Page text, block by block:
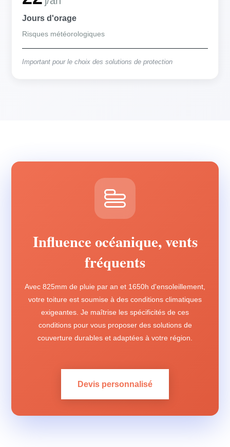
Jours d'orage
Risques météorologiques
Important pour le choix des solutions de protection
Influence océanique, vents
fréquents
Avec 825mm de pluie par an et 1650h d'ensoleillement,
votre toiture est soumise à des conditions climatiques
exigeantes. Je maîtrise les spécificités de ces
conditions pour vous proposer des solutions de
couverture durables et adaptées à votre région.
Devis personnalisé